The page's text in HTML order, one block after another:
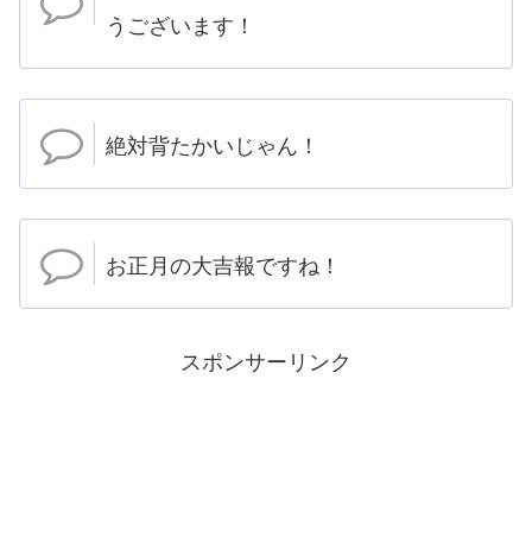
うございます！
絶対背たかいじゃん！
お正月の大吉報ですね！
スポンサーリンク